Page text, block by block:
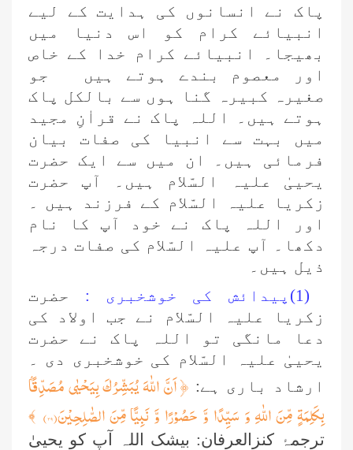
پاک نے انسانوں کی ہدایت کے لیے
انبیائے کرام کو اس دنیا میں
بھیجا۔ انبیائے کرام خدا کے خاص
اور معصوم بندے ہوتے ہیں جو
صغیرہ کبیرہ گنا ہوں سے بالکل پاک
ہوتے ہیں۔ اللہ پاک نے قراٰنِ مجید
میں بہت سے انبیا کی صفات بیان
فرمائی ہیں۔ ان میں سے ایک حضرت
یحییٰ علیہ السّلام ہیں۔ آپ حضرت
زکریا علیہ السّلام کے فرزند ہیں ۔
اور اللہ پاک نے خود آپ کا نام
دکھا۔ آپ علیہ السّلام کی صفات درجہ
ذیل ہیں۔
(1)پیدائش کی خوشخبری :
حضرت
زکریا علیہ السّلام نے جب اولاد کی
دعا مانگی تو اللہ پاک نے حضرت
یحییٰ علیہ السّلام کی خوشخبری دی ۔
ارشاد باری ہے: ﴿ اَنَّ اللّٰهَ یُبَشِّرُكَ بِیَحْیٰى مُصَدِّقًۢا
بِكَلِمَةٍ مِّنَ اللّٰهِ وَ سَیِّدًا وَّ حَصُوْرًا وَّ نَبِیًّا مِّنَ الصّٰلِحِیْنَ(۳۹) ﴾
ترجمۂ کنزالعرفان: بیشک اللہ آپ کو یحییٰ